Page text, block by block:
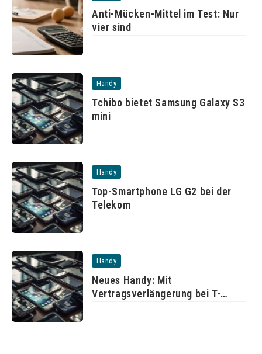
Anti-Mücken-Mittel im Test: Nur
vier sind
Handy
Tchibo bietet Samsung Galaxy S3
mini
Handy
Top-Smartphone LG G2 bei der
Telekom
Handy
Neues Handy: Mit
Vertragsverlängerung bei T-